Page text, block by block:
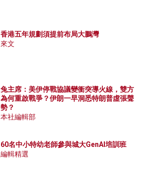
香港五年規劃須提前布局大鵬灣
來文
兔主席：美伊停戰協議變衝突導火線，雙方
為何重啟戰爭？伊朗一早洞悉特朗普虛張聲
勢？
本社編輯部
60名中小特幼老師參與城大GenAI培訓班
編輯精選